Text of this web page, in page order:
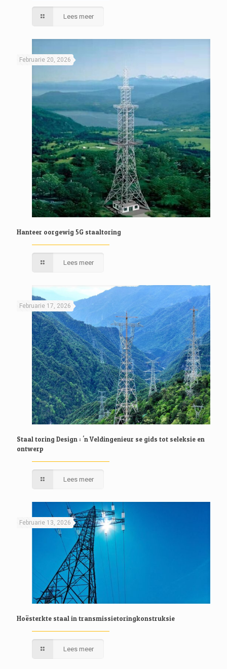
Lees meer
Februarie 20, 2026
Hanteer oorgewig 5G staaltoring
Lees meer
Februarie 17, 2026
Staal toring Design : 'n Veldingenieur se gids tot seleksie en
ontwerp
Lees meer
Februarie 13, 2026
Hoësterkte staal in transmissietoringkonstruksie
Lees meer